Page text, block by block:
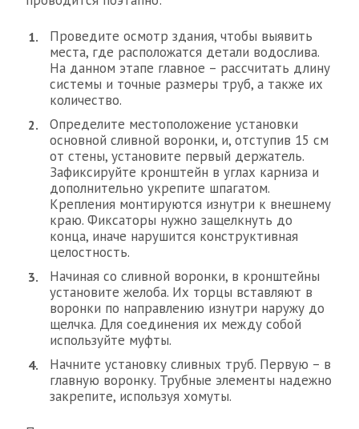
Проведите осмотр здания, чтобы выявить
места, где расположатся детали водослива.
На данном этапе главное – рассчитать длину
системы и точные размеры труб, а также их
количество.
Определите местоположение установки
основной сливной воронки, и, отступив 15 см
от стены, установите первый держатель.
Зафиксируйте кронштейн в углах карниза и
дополнительно укрепите шпагатом.
Крепления монтируются изнутри к внешнему
краю. Фиксаторы нужно защелкнуть до
конца, иначе нарушится конструктивная
целостность.
Начиная со сливной воронки, в кронштейны
установите желоба. Их торцы вставляют в
воронки по направлению изнутри наружу до
щелчка. Для соединения их между собой
используйте муфты.
Начните установку сливных труб. Первую – в
главную воронку. Трубные элементы надежно
закрепите, используя хомуты.